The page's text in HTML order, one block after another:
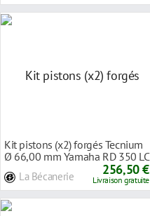
Kit pistons (x2) forgés Tecnium
Ø 66,00 mm Yamaha RD 350 LC
La Bécanerie 256,50 €
Livraison gratuite